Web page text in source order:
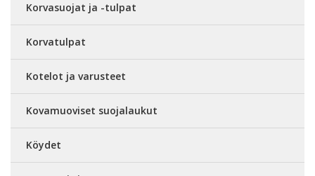
Korvasuojat ja -tulpat
Korvatulpat
Kotelot ja varusteet
Kovamuoviset suojalaukut
Köydet